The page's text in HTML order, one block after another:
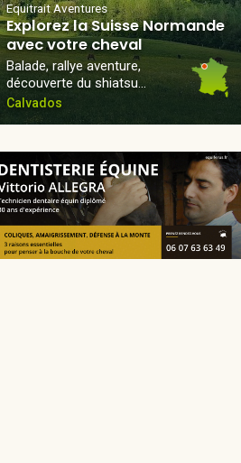
Equitrait Aventures
Explorez la Suisse Normande
avec votre cheval
Balade, rallye aventure,
découverte du shiatsu…
Calvados